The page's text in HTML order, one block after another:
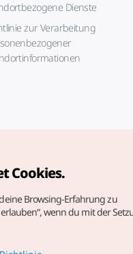
Dienste
zur Verarbeitung
Cookies.
Browsing-Erfahrung zu
erlauben“, wenn du mit der